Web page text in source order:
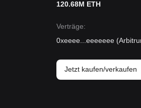
120.68M ETH
Verträge:
0xeeee
eeeeeee (
Jetzt kaufen/verkaufen